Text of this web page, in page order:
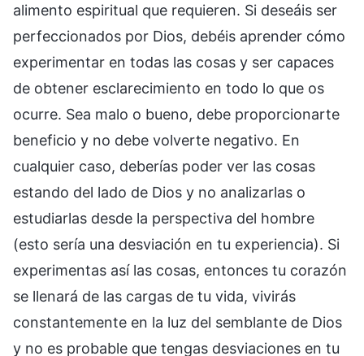
alimento espiritual que requieren. Si deseáis ser
perfeccionados por Dios, debéis aprender cómo
experimentar en todas las cosas y ser capaces
de obtener esclarecimiento en todo lo que os
ocurre. Sea malo o bueno, debe proporcionarte
beneficio y no debe volverte negativo. En
cualquier caso, deberías poder ver las cosas
estando del lado de Dios y no analizarlas o
estudiarlas desde la perspectiva del hombre
(esto sería una desviación en tu experiencia). Si
experimentas así las cosas, entonces tu corazón
se llenará de las cargas de tu vida, vivirás
constantemente en la luz del semblante de Dios
y no es probable que tengas desviaciones en tu